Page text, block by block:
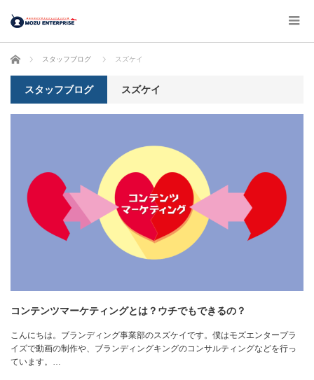
ホーム スタッフブログ スズケイ
スタッフブログ スズケイ
コンテンツマーケティングとは？ウチでもできるの？
こんにちは。ブランディング事業部のスズケイです。僕はモズエンタープラ
イズで動画の制作や、ブランディングキングのコンサルティングなどを行っ
ています。…